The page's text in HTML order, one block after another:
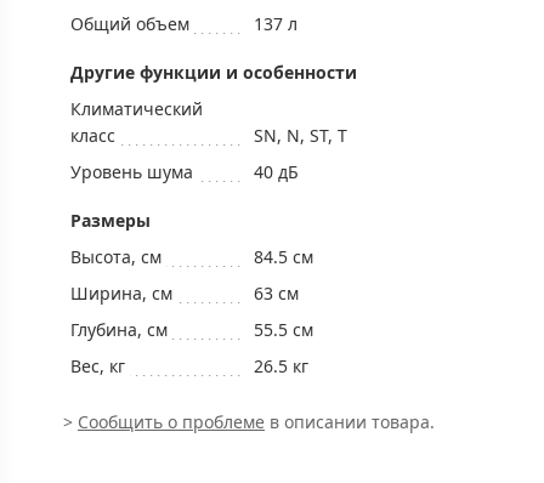
Общий объем
137 л
Другие функции и особенности
Климатический
класс
SN, N, ST, T
Уровень шума
40 дБ
Размеры
Высота, см
84.5 см
Ширина, см
63 см
Глубина, см
55.5 см
Вес, кг
26.5 кг
> Сообщить о проблеме в описании товара.